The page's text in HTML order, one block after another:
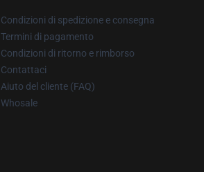
Condizioni di spedizione e consegna
Termini di pagamento
Condizioni di ritorno e rimborso
Contattaci
Aiuto del cliente (FAQ)
Whosale